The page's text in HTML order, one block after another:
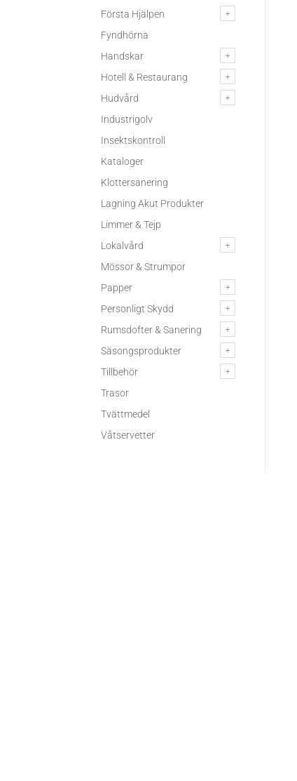
Första Hjälpen
Fyndhörna
Handskar
Hotell & Restaurang
Hudvård
Industrigolv
Insektskontroll
Kataloger
Klottersanering
Lagning Akut Produkter
Limmer & Tejp
Lokalvård
Mössor & Strumpor
Papper
Personligt Skydd
Rumsdofter & Sanering
Säsongsprodukter
Tillbehör
Trasor
Tvättmedel
Våtservetter